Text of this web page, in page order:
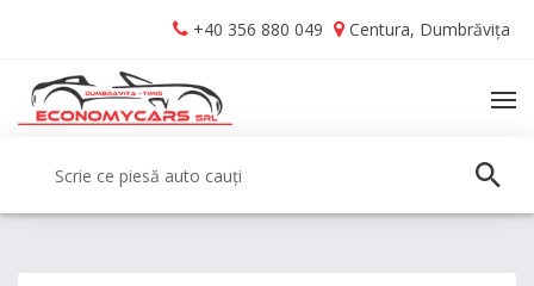
navigation
content
+40 356 880 049 Centura, Dumbrăvița